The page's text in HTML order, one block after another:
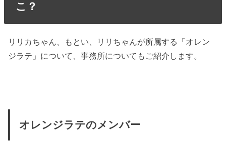
こ？
リリカちゃん、もとい、リリちゃんが所属する「オレン
ジラテ」について、事務所についてもご紹介します。
オレンジラテのメンバー